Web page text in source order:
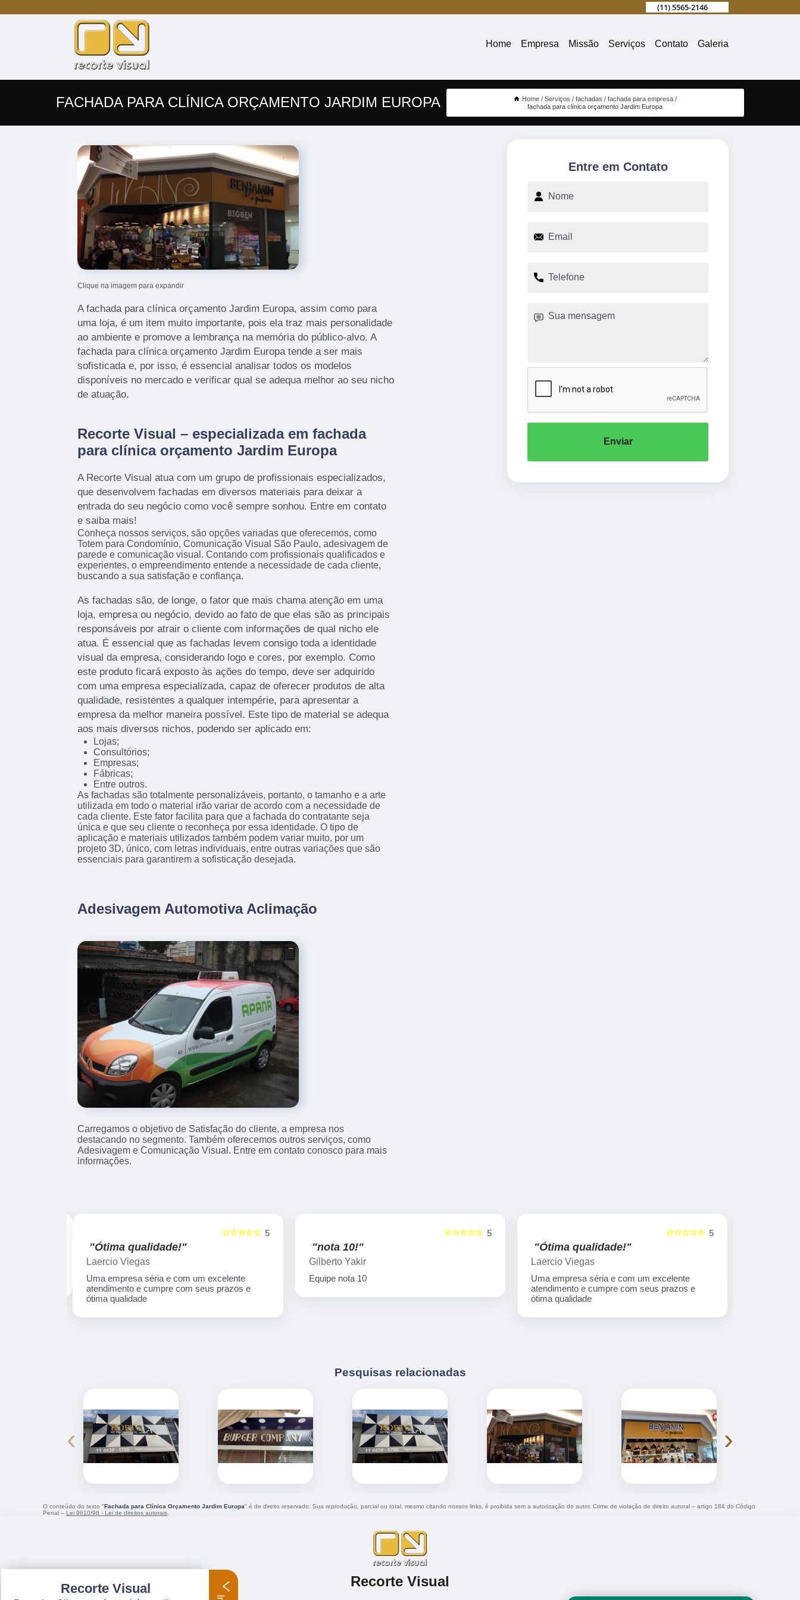
(11) 5565-2146
Home Empresa Missão Serviços Contato Galeria
FACHADA PARA CLÍNICA ORÇAMENTO JARDIM EUROPA Home Serviços fachadas
fachada para empresa
fachada para clínica orçamento Jardim Europa
Clique na imagem para expandir
A fachada para clínica orçamento Jardim Europa, assim como para
uma loja, é um item muito importante, pois ela traz mais personalidade
ao ambiente e promove a lembrança na memória do público-alvo. A
fachada para clínica orçamento Jardim Europa tende a ser mais
sofisticada e, por isso, é essencial analisar todos os modelos
disponíveis no mercado e verificar qual se adequa melhor ao seu nicho
de atuação.
Recorte Visual – especializada em fachada
para clínica orçamento Jardim Europa
A Recorte Visual atua com um grupo de profissionais especializados,
que desenvolvem fachadas em diversos materiais para deixar a
entrada do seu negócio como você sempre sonhou. Entre em contato
e saiba mais!
Conheça nossos serviços, são opções variadas que oferecemos, como
Totem para Condomínio, Comunicação Visual São Paulo, adesivagem de
parede e comunicação visual. Contando com profissionais qualificados e
experientes, o empreendimento entende a necessidade de cada cliente,
buscando a sua satisfação e confiança.
As fachadas são, de longe, o fator que mais chama atenção em uma
loja, empresa ou negócio, devido ao fato de que elas são as principais
responsáveis por atrair o cliente com informações de qual nicho ele
atua. É essencial que as fachadas levem consigo toda a identidade
visual da empresa, considerando logo e cores, por exemplo. Como
este produto ficará exposto às ações do tempo, deve ser adquirido
com uma empresa especializada, capaz de oferecer produtos de alta
qualidade, resistentes a qualquer intempérie, para apresentar a
empresa da melhor maneira possível. Este tipo de material se adequa
aos mais diversos nichos, podendo ser aplicado em:
Lojas;
Consultórios;
Empresas;
Fábricas;
Entre outros.
As fachadas são totalmente personalizáveis, portanto, o tamanho e a arte
utilizada em todo o material irão variar de acordo com a necessidade de
cada cliente. Este fator facilita para que a fachada do contratante seja
única e que seu cliente o reconheça por essa identidade. O tipo de
aplicação e materiais utilizados também podem variar muito, por um
projeto 3D, único, com letras individuais, entre outras variações que são
essenciais para garantirem a sofisticação desejada.
Adesivagem Automotiva Aclimação
Carregamos o objetivo de Satisfação do cliente, a empresa nos
destacando no segmento. Também oferecemos outros serviços, como
Adesivagem e Comunicação Visual. Entre em contato conosco para mais
informações.
Entre em Contato
Enviar
5
☆☆☆☆☆
"Ótima qualidade!"
Laercio Viegas
Uma empresa séria e com um excelente
atendimento e cumpre com seus prazos e
ótima qualidade
5
☆☆☆☆☆
"nota 10!"
Gilberto Yakir
Equipe nota 10
5
☆☆☆☆☆
"Ótima qualidade!"
Laercio Viegas
Uma empresa séria e com um excelente
atendimento e cumpre com seus prazos e
ótima qualidade
Pesquisas relacionadas
‹ ›
O conteúdo do texto "Fachada para Clínica Orçamento Jardim Europa" é de direito reservado. Sua reprodução, parcial ou total, mesmo citando nossos links, é proibida sem a autorização do autor. Crime de violação de direito autoral – artigo 184 do Código
Penal – Lei 9610/98 - Lei de direitos autorais
Recorte Visual
Recorte Visual